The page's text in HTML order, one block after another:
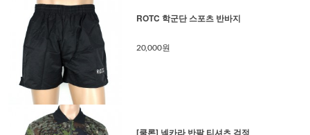
ROTC 학군단 스포츠 반바지
20,000원
[쿨론] 넥카라 반팔 티셔츠 검정